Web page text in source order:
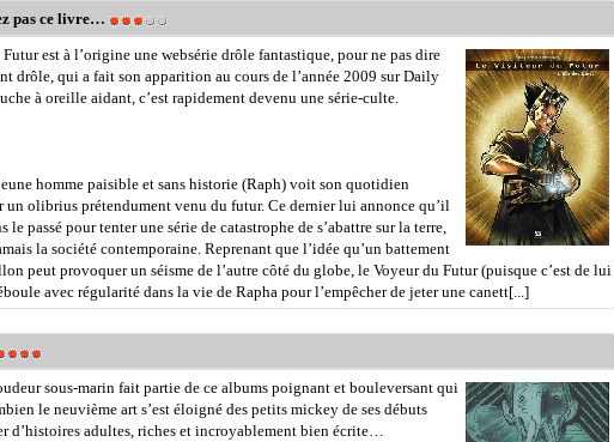
pas ce livre…
est à l’origine une websérie drôle fantastique, pour ne pas dire
drôle, qui a fait son apparition au cours de l’année 2009 sur Daily
à oreille aidant, c’est rapidement devenu une série-culte.
homme paisible et sans historie (Raph) voit son quotidien
un olibrius prétendument venu du futur. Ce dernier lui annonce qu’il
le passé pour tenter une série de catastrophe de s’abattre sur la terre,
la société contemporaine. Reprenant que l’idée qu’un battement
peut provoquer un séisme de l’autre côté du globe, le Voyeur du Futur (puisque c’est de lui
avec régularité dans la vie de Rapha pour l’empêcher de jeter une canett[...]
sous-marin fait partie de ce albums poignant et bouleversant qui
le neuvième art s’est éloigné des petits mickey de ses débuts
d’histoires adultes, riches et incroyablement bien écrite…